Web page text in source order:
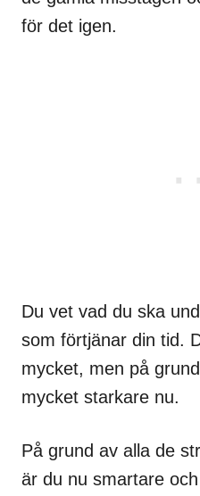
för det igen.
Du vet vad du ska
som förtjänar din tid.
mycket, men på
mycket starkare nu.
På grund av alla de
är du nu smartare